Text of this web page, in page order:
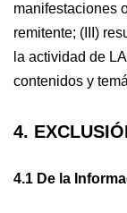
manifestaciones
remitente; (III)
la actividad de
contenidos y
4.
4.1 De la